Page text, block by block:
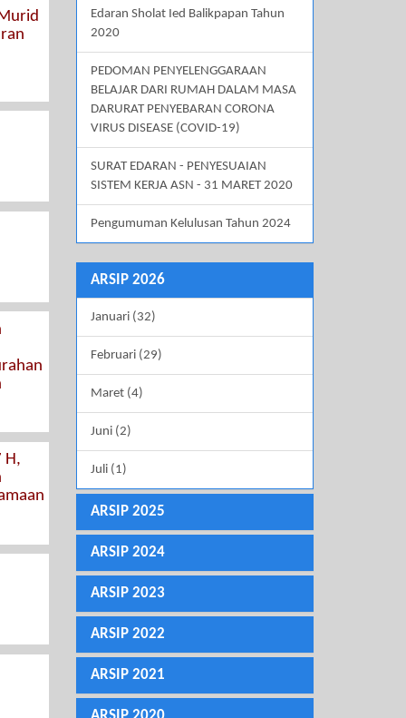
H,
Edaran Sholat Ied Balikpapan Tahun
2020
PEDOMAN PENYELENGGARAAN
BELAJAR DARI RUMAH DALAM MASA
DARURAT PENYEBARAN CORONA
VIRUS DISEASE (COVID-19)
SURAT EDARAN - PENYESUAIAN
SISTEM KERJA ASN - 31 MARET 2020
Pengumuman Kelulusan Tahun 2024
ARSIP 2026
Januari (32)
Februari (29)
Maret (4)
Juni (2)
Juli (1)
ARSIP 2025
ARSIP 2024
ARSIP 2023
ARSIP 2022
ARSIP 2021